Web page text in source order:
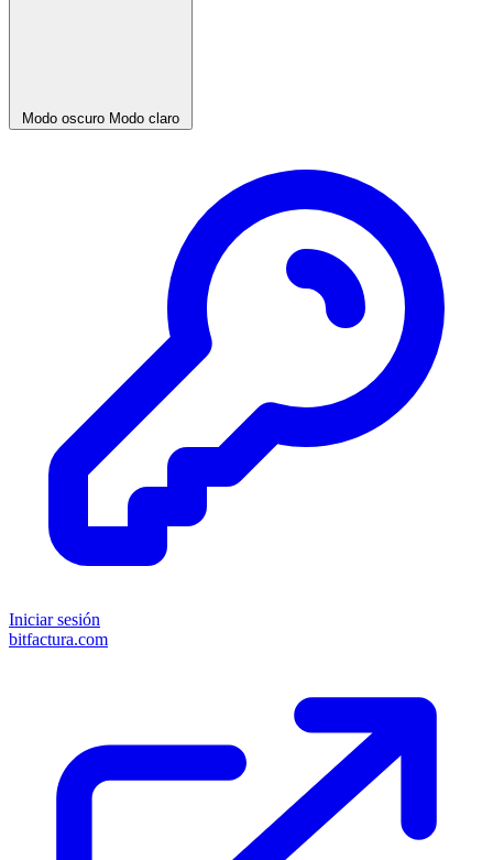
Modo oscuro Modo claro
Iniciar sesión
bitfactura.com